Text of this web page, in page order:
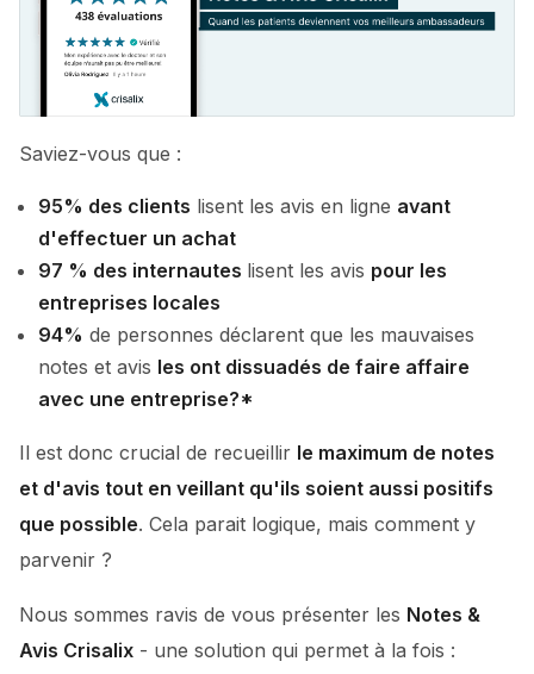
Saviez-vous que :
95% des clients lisent les avis en ligne avant
d'effectuer un achat
97 % des internautes lisent les avis pour les
entreprises locales
94% de personnes déclarent que les mauvaises
notes et avis les ont dissuadés de faire affaire
avec une entreprise?*
Il est donc crucial de recueillir le maximum de notes
et d'avis tout en veillant qu'ils soient aussi positifs
que possible. Cela parait logique, mais comment y
parvenir ?
Nous sommes ravis de vous présenter les Notes &
Avis Crisalix - une solution qui permet à la fois :